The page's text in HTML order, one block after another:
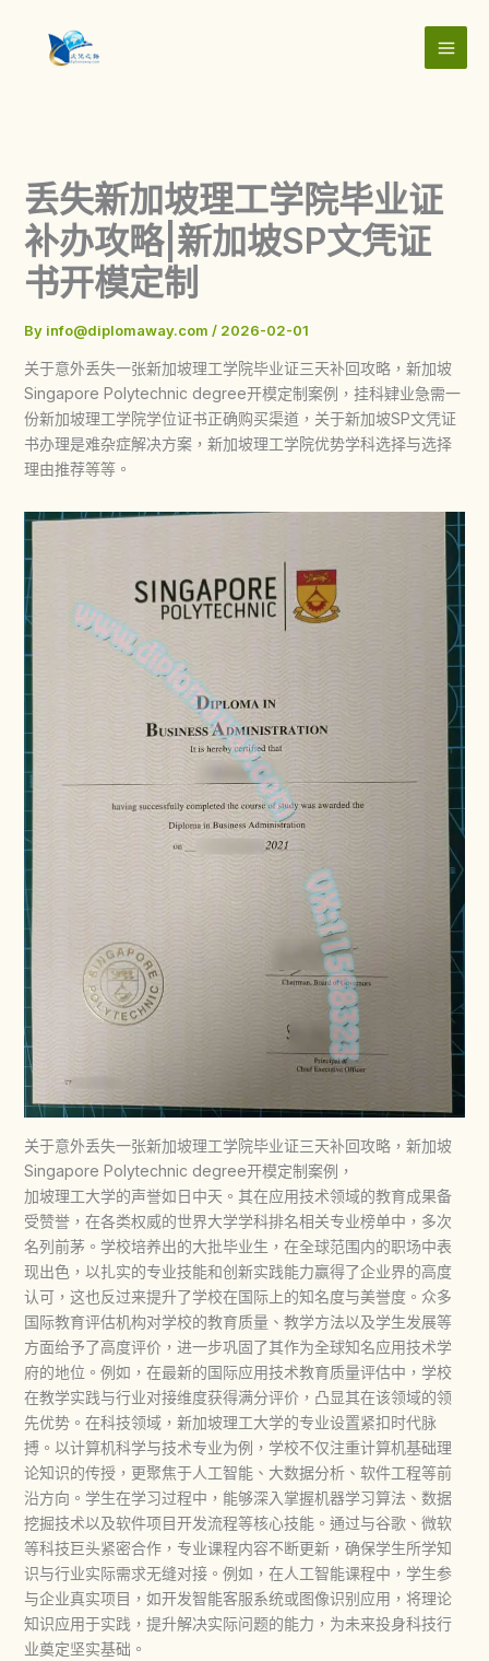
content
丢失新加坡理工学院毕业证
补办攻略|新加坡SP文凭证
书开模定制
By info@diplomaway.com / 2026-02-01
关于意外丢失一张新加坡理工学院毕业证三天补回攻略，新加坡
Singapore Polytechnic degree开模定制案例，挂科肄业急需一
份新加坡理工学院学位证书正确购买渠道，关于新加坡SP文凭证
书办理是难杂症解决方案，新加坡理工学院优势学科选择与选择
理由推荐等等。
关于意外丢失一张新加坡理工学院毕业证三天补回攻略，新加坡
Singapore Polytechnic degree开模定制案例，
加坡理工大学的声誉如日中天。其在应用技术领域的教育成果备
受赞誉，在各类权威的世界大学学科排名相关专业榜单中，多次
名列前茅。学校培养出的大批毕业生，在全球范围内的职场中表
现出色，以扎实的专业技能和创新实践能力赢得了企业界的高度
认可，这也反过来提升了学校在国际上的知名度与美誉度。众多
国际教育评估机构对学校的教育质量、教学方法以及学生发展等
方面给予了高度评价，进一步巩固了其作为全球知名应用技术学
府的地位。例如，在最新的国际应用技术教育质量评估中，学校
在教学实践与行业对接维度获得满分评价，凸显其在该领域的领
先优势。在科技领域，新加坡理工大学的专业设置紧扣时代脉
搏。以计算机科学与技术专业为例，学校不仅注重计算机基础理
论知识的传授，更聚焦于人工智能、大数据分析、软件工程等前
沿方向。学生在学习过程中，能够深入掌握机器学习算法、数据
挖掘技术以及软件项目开发流程等核心技能。通过与谷歌、微软
等科技巨头紧密合作，专业课程内容不断更新，确保学生所学知
识与行业实际需求无缝对接。例如，在人工智能课程中，学生参
与企业真实项目，如开发智能客服系统或图像识别应用，将理论
知识应用于实践，提升解决实际问题的能力，为未来投身科技行
业奠定坚实基础。